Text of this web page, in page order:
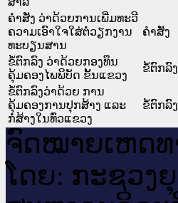
ຄໍາສັ່ງ ວ່າດ້ວຍການເພີ່ມທະວີ
ຄວາມເອົາໃຈໃສ່ຕໍ່ວຽກງານ
ທະບຽນສານ
ຄໍາສັ່ງ
ຂໍ້ຕົກລົງ ວ່າດ້ວຍກອງທຶນ
ຄຸ້ມຄອງໄພພິບັດ ຂັ້ນແຂວງ
ຂໍ້ຕົກລົງ
ຂໍ້ຕົກລົງວ່າດ້ວຍ ການ
ຄຸ້ມຄອງການປຸກສ້າງ ແລະ
ກໍ່ສ້າງໃນທົ່ວແຂວງ
ຂໍ້ຕົກລົງ
ຈົດ​ໝາຍ​ເຫດ​ທ
ໂດຍ: ກະ​ຊວງ